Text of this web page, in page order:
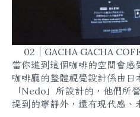
02｜GACHA GACHA
當你進到這個咖啡的空間會感
咖啡廳的整體視覺設計係由日
「Nedo」所設計的，他們所
提到的寧靜外，還有現代感、